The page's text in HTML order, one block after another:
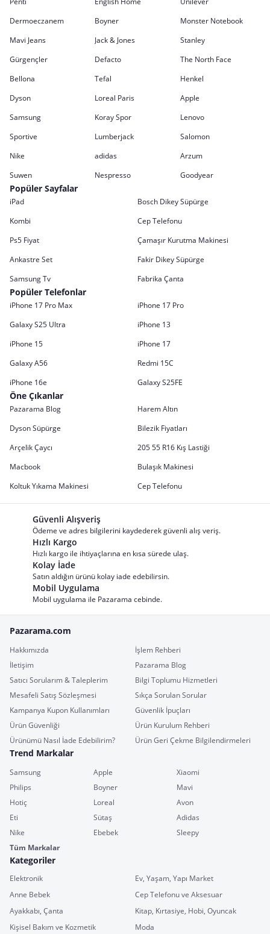
Dermoeczanem
Boyner
Monster Notebook
Mavi Jeans
Jack & Jones
Stanley
Gürgençler
Defacto
The North Face
Bellona
Tefal
Henkel
Dyson
Loreal Paris
Apple
Samsung
Koray Spor
Lenovo
Sportive
Lumberjack
Salomon
Nike
adidas
Arzum
Suwen
Nespresso Goodyear
Popüler Sayfalar
iPad
Bosch Dikey Süpürge
Kombi
Cep Telefonu
Ps5 Fiyat
Çamaşır Kurutma Makinesi
Ankastre Set
Fakir Dikey Süpürge
Samsung Tv
Fabrika Çanta
Popüler Telefonlar
iPhone 17 Pro Max
iPhone 17 Pro
Galaxy S25 Ultra
iPhone 13
iPhone 15
iPhone 17
Galaxy A56
Redmi 15C
iPhone 16e
Galaxy S25FE
Öne Çıkanlar
Pazarama Blog
Harem Altın
Dyson Süpürge
Bilezik Fiyatları
Arçelik Çaycı
205 55 R16 Kış Lastiği
Macbook
Bulaşık Makinesi
Koltuk Yıkama Makinesi
Cep Telefonu
Güvenli Alışveriş
Ödeme ve adres bilgilerini kaydederek güvenli alış veriş.
Hızlı Kargo
Hızlı kargo ile ihtiyaçlarına en kısa sürede ulaş.
Kolay İade
Satın aldığın ürünü kolay iade edebilirsin.
Mobil Uygulama
Mobil uygulama ile Pazarama cebinde.
Pazarama.com
Hakkımızda
İşlem Rehberi
İletişim
Pazarama Blog
Satıcı Sorularım & Taleplerim
Bilgi Toplumu Hizmetleri
Mesafeli Satış Sözleşmesi
Sıkça Sorulan Sorular
Kampanya Kupon Kullanımları
Güvenlik İpuçları
Ürün Güvenliği
Ürün Kurulum Rehberi
Ürünümü Nasıl İade Edebilirim?
Ürün Geri Çekme Bilgilendirmeleri
Trend Markalar
Samsung Apple
Xiaomi
Philips
Boyner
Mavi
Hotiç
Loreal
Avon
Eti
Sütaş
Adidas
Nike
Ebebek
Sleepy
Tüm Markalar
Kategoriler
Elektronik
Ev, Yaşam, Yapı Market
Anne Bebek
Cep Telefonu ve Aksesuar
Ayakkabı, Çanta
Kitap, Kırtasiye, Hobi, Oyuncak
Kişisel Bakım ve Kozmetik
Moda